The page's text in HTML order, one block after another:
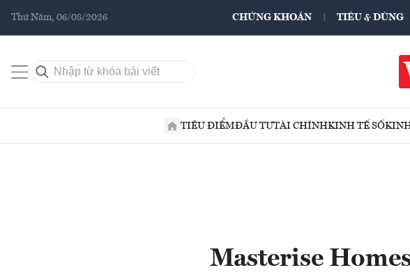
Thứ Năm, 06/08/2026 CHỨNG KHOÁN TIÊU & DÙNG
TIÊU ĐIỂMĐẦU TƯTÀI CHÍNHKINH TẾ SỐ
Masterise